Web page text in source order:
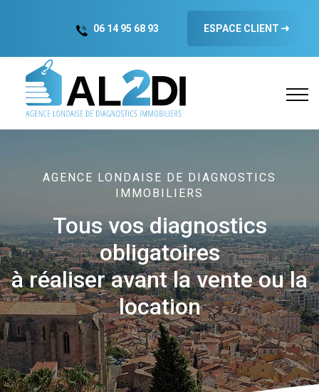
06 14 95 68 93 ESPACE CLIENT
AGENCE LONDAISE DE DIAGNOSTICS
IMMOBILIERS
Tous vos diagnostics
obligatoires
à réaliser avant la vente ou la
location